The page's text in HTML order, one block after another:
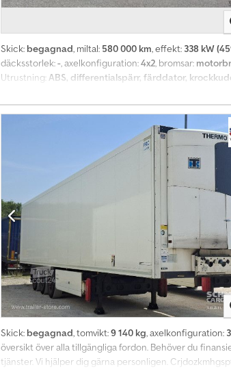
Skick: begagnad, miltal: 580 000 km, effekt: 338 kW
däcksstorlek:-, axelkonfiguration:4x2, bromsar:
Utrustning: ABS, differentialspärr, färddator,
Ytterligare information: Pris från 1 900 €/månad exkl.
transmission: Motor: 6-cylindrig räckmotor, Euro 6
och komfort: Volvo VEB+ bromssystem ESP, ABS,
backspeglar Kontakta oss nu för mer information och
Stöldskydd ASR Differentialspärr Automatisk
Elbackspeglar Fjädrande stol Taklucka Hydraulisk
Slagvolym: 12 777 cm³ Bullernivå stationärt: 90 dB
Skick: begagnad, tomvikt:9 140 kg, axelkonfiguration:
översikt över alla tillgängliga fordon. Behöver du
tjänster. Vi hjälper dig gärna personligen.